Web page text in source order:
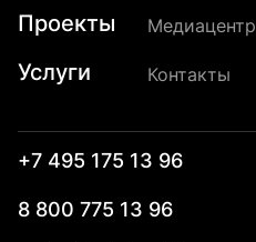
Медиацентр
Контакты
Проекты
Услуги
+7 495 175 13 96
8 800 775 13 96